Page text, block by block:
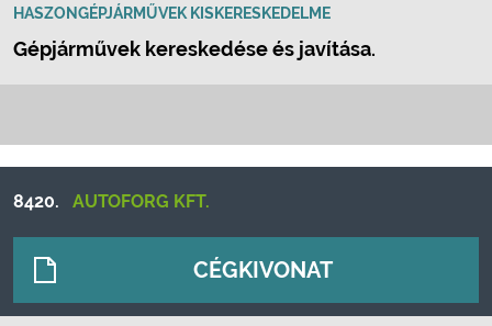
HASZONGÉPJÁRMŰVEK KISKERESKEDELME
Gépjárművek kereskedése és javítása.
8420. AUTOFORG KFT.
CÉGKIVONAT